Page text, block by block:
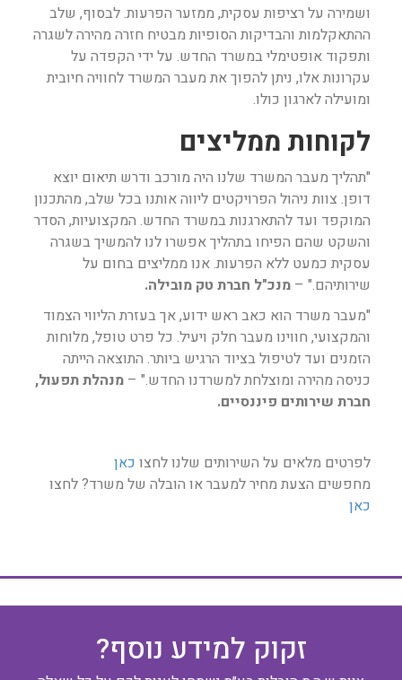
ושמירה על רציפות עסקית, ממזער הפרעות. לבסוף, שלב
ההתאקלמות והבדיקות הסופיות מבטיח חזרה מהירה לשגרה
ותפקוד אופטימלי במשרד החדש. על ידי הקפדה על
עקרונות אלו, ניתן להפוך את מעבר המשרד לחוויה חיובית
ומועילה לארגון כולו.
לקוחות ממליצים
"תהליך מעבר המשרד שלנו היה מורכב ודרש תיאום יוצא
דופן. צוות ניהול הפרויקטים ליווה אותנו בכל שלב, מהתכנון
המוקפד ועד להתארגנות במשרד החדש. המקצועיות, הסדר
והשקט שהם הפיחו בתהליך אפשרו לנו להמשיך בשגרה
עסקית כמעט ללא הפרעות. אנו ממליצים בחום על
שירותיהם." – מנכ"ל חברת טק מובילה.
"מעבר משרד הוא כאב ראש ידוע, אך בעזרת הליווי הצמוד
והמקצועי, חווינו מעבר חלק ויעיל. כל פרט טופל, מלוחות
הזמנים ועד לטיפול בציוד הרגיש ביותר. התוצאה הייתה
כניסה מהירה ומוצלחת למשרדנו החדש." – מנהלת תפעול,
חברת שירותים פיננסיים.
לפרטים מלאים על השירותים שלנו לחצו כאן
מחפשים הצעת מחיר למעבר או הובלה של משרד? לחצו
כאן
זקוק למידע נוסף?